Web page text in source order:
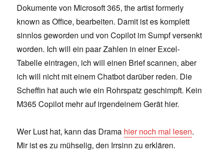
Dokumente von Microsoft 365, the artist formerly
known as Office, bearbeiten. Damit ist es komplett
sinnlos geworden und von Copilot im Sumpf versenkt
worden. Ich will ein paar Zahlen in einer Excel-
Tabelle eintragen, ich will einen Brief scannen, aber
ich will nicht mit einem Chatbot darüber reden. Die
Scheffin hat auch wie ein Rohrspatz geschimpft. Kein
M365 Copilot mehr auf irgendeinem Gerät hier.
Wer Lust hat, kann das Drama hier noch mal lesen.
Mir ist es zu mühselig, den Irrsinn zu erklären.